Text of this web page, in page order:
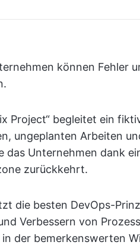
können Fehler
Project“ begleitet ein
ungeplanten Arbeiten
das Unternehmen dank
zurückkehrt.
die besten DevOps-
Verbessern von
der bemerkenswerten